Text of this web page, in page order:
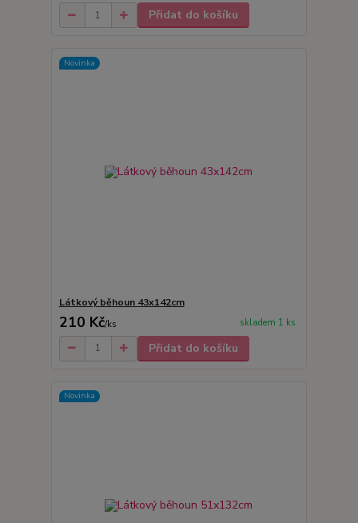
Přidat do košíku
Novinka
Látkový běhoun 43x142cm
210 Kč/ks skladem 1 ks
Přidat do košíku
Novinka